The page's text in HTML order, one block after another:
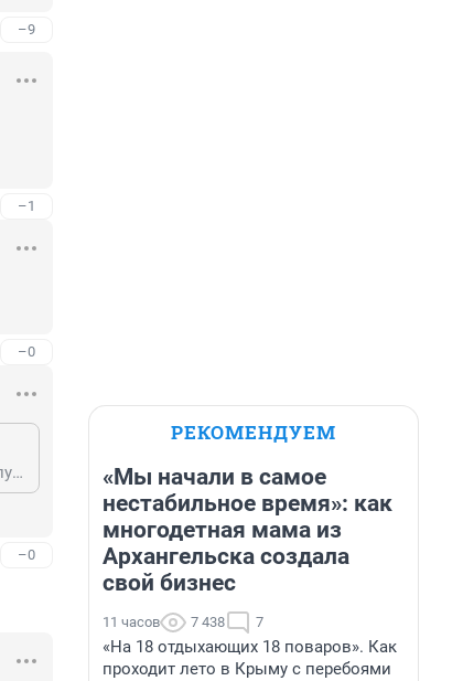
–9
–1
–0
но недружеским лицам мы поставляем удобрения,газ,нефть,уран и др. в этих случаях поставки не блокируются
–0
РЕКОМЕНДУЕМ
«Мы начали в самое
нестабильное время»: как
многодетная мама из
Архангельска создала
свой бизнес
11 часов 7 438 7
«На 18 отдыхающих 18 поваров». Как
проходит лето в Крыму с перебоями